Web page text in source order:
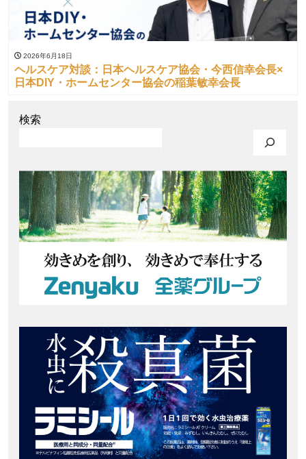
2026年6月18日
ヘルスケア対談：日本ヘルスケア協会・今西信幸会長×
日本DIY・ホームセンター協会の稲葉敏幸会長
検索